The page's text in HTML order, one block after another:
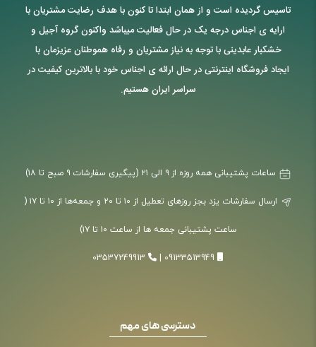
تاسیس گردیده است و از همان ابتدا تا کنون با هدف رضایت مشتریان با
ارایه ی اجناس درجه یک در حال فعالیت میباشد واکنون گروه آجیل و
خشکبار عابدینی با توجه به نیاز مشتریان و رفاه هموطنان عزیزمان با
ایجاد فروشگاه اینترنتی در حال ارائه ی اجناس خود با بالاترین کیفیت در
سراسر ایران هستیم.
ارسال سفارشات یزد بجز روزهای تعطیل از ۱۰ تا ۲۰ و جمعه‌ها از ۱۰ تا ۱۷ (
ساعت پشتیبانی جمعه ها از ساعت ۱۰ تا ۱۷)
09133513949
03537249913
دسترسی های مهم